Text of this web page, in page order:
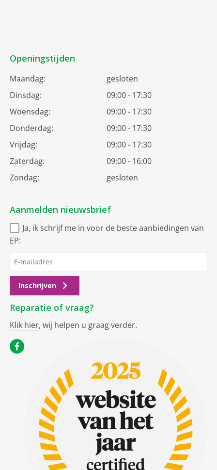
Openingstijden
Maandag:
gesloten
Dinsdag:
09:00 - 17:30
Woensdag:
09:00 - 17:30
Donderdag:
09:00 - 17:30
Vrijdag:
09:00 - 17:30
Zaterdag:
09:00 - 16:00
Zondag:
gesloten
Aanmelden nieuwsbrief
Ja, ik schrijf me in voor de beste aanbiedingen van
EP:
Inschrijven
Reparatie of vraag?
Klik hier, wij helpen u graag verder.